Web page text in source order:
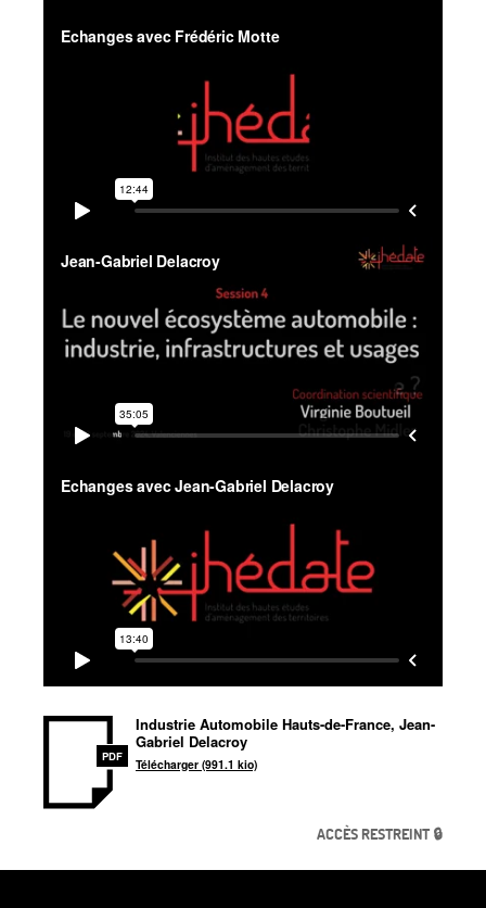
PDF
Industrie Automobile Hauts-de-France, Jean-
Gabriel Delacroy
Télécharger (991.1 kio)
ACCÈS RESTREINT 🔒